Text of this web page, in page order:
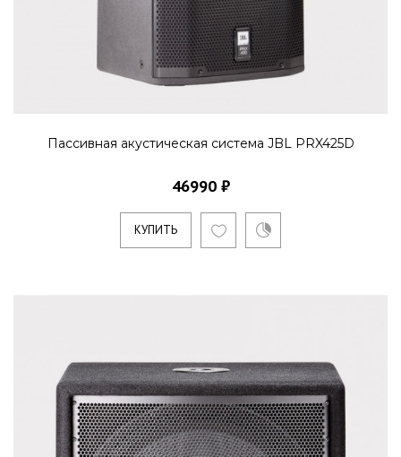
Пассивная акустическая система JBL PRX425D
46990 ₽
КУПИТЬ